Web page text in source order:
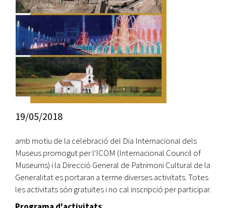
19/05/2018
amb motiu de la celebració del Dia Internacional dels
Museus promogut per l'ICOM (Internacional Council of
Museums) i la Direcció General de Patrimoni Cultural de la
Generalitat es portaran a terme diverses activitats. Totes
les activitats són gratuïtes i no cal inscripció per participar.